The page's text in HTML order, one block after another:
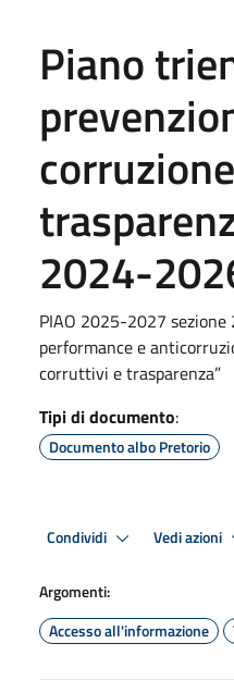
Piano
2024-
PIAO 2025-2027 sezione
performance e
corruttivi e trasparenza”
Tipi di documento:
Documento albo Pretorio
Condividi Vedi azioni
Argomenti:
Accesso all'informazione